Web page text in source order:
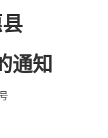
通知